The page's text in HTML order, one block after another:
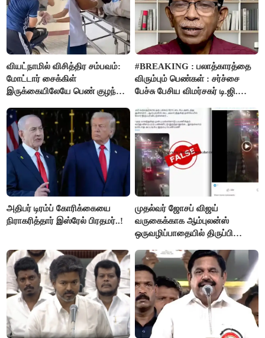
வியட்நாமில் விசித்திர சம்பவம்:
மோட்டார் சைக்கிள்
இருக்கையிலேயே பெண் குழந்தை
#BREAKING : பலாத்காரத்தை
விரும்பும் பெண்கள் : சர்ச்சை
பேச்சு பேசிய விமர்சகர் டி.ஜி.
அதிபர் டிரம்ப் கோரிக்கையை
நிராகரித்தார் இஸ்ரேல் பிரதமர்..!
முதல்வர் ஜோசப் விஜய்
வருகைக்காக ஆம்புலன்ஸ்
ஒருவழிப்பாதையில் திருப்பி
தான்..!